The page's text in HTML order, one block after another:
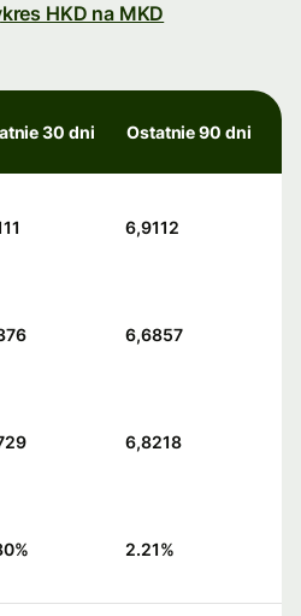
HKD na MKD
30 dni Ostatnie 90 dni
6,9112
6,6857
6,8218
% 2.21%